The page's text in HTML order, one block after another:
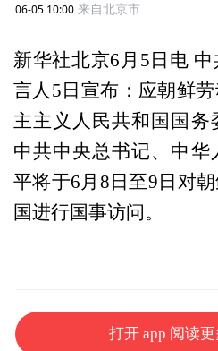
06-05 10:00 来自北京市
新华社北京6月5日电
言人5日宣布：应朝鲜
主主义人民共和国国务
中共中央总书记、中华
平将于6月8日至9日对
国进行国事访问。
打开 app 阅读